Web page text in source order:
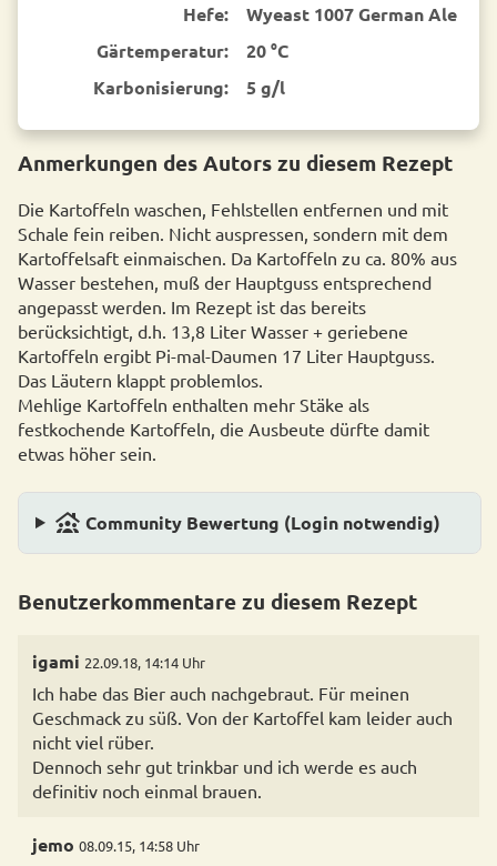
Hefe:
Wyeast 1007 German Ale
Gärtemperatur:
20 °C
Karbonisierung:
5 g/l
Anmerkungen des Autors zu diesem Rezept
Die Kartoffeln waschen, Fehlstellen entfernen und mit
Schale fein reiben. Nicht auspressen, sondern mit dem
Kartoffelsaft einmaischen. Da Kartoffeln zu ca. 80% aus
Wasser bestehen, muß der Hauptguss entsprechend
angepasst werden. Im Rezept ist das bereits
berücksichtigt, d.h. 13,8 Liter Wasser + geriebene
Kartoffeln ergibt Pi-mal-Daumen 17 Liter Hauptguss.
Das Läutern klappt problemlos.
Mehlige Kartoffeln enthalten mehr Stäke als
festkochende Kartoffeln, die Ausbeute dürfte damit
etwas höher sein.
family_group Community Bewertung (Login notwendig)
Benutzerkommentare zu diesem Rezept
igami 22.09.18, 14:14 Uhr
Ich habe das Bier auch nachgebraut. Für meinen
Geschmack zu süß. Von der Kartoffel kam leider auch
nicht viel rüber.
Dennoch sehr gut trinkbar und ich werde es auch
definitiv noch einmal brauen.
jemo 08.09.15, 14:58 Uhr